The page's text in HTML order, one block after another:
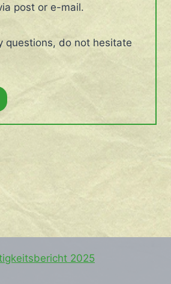
post or e-mail.
questions, do not hesitate
2025